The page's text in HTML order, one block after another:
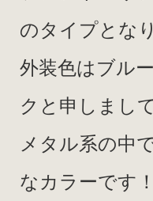
のタイプとな
外装色はブル
クと申しまして
メタル系の中
なカラーです！